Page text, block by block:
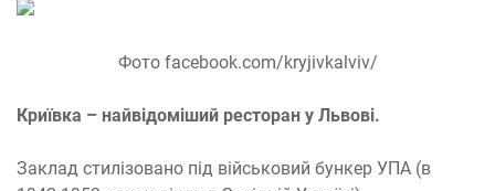
Фото facebook.com/kryjivkalviv/
Криївка – найвідоміший ресторан у Львові.
Заклад стилізовано під військовий бункер УПА (в